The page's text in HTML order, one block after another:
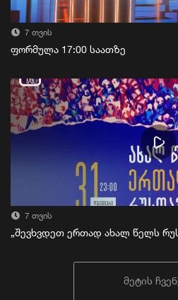
7 თვის
ფორმულა 17:00 საათზე
7 თვის
„შევხვდეთ ერთად ახალ წელს
მეტის